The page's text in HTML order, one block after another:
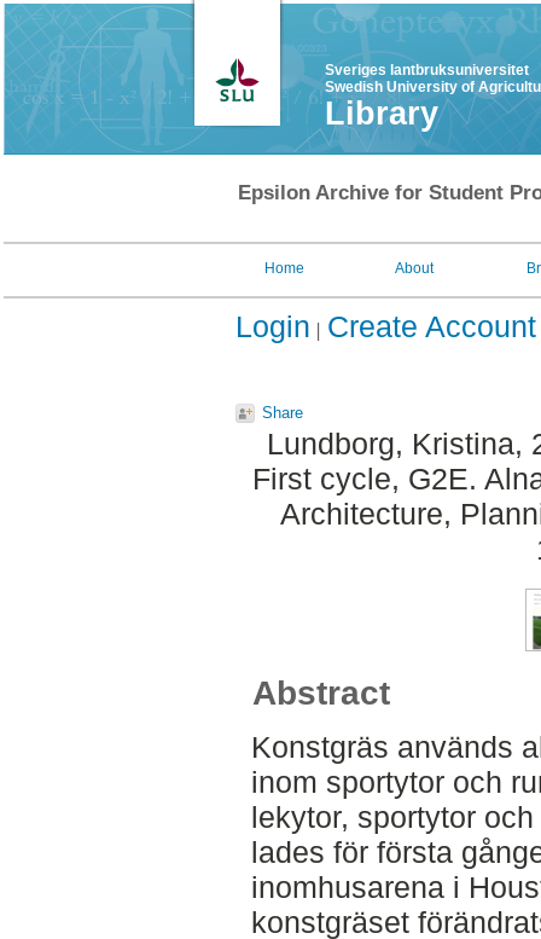
Sveriges lantbruksuniversitet
Swedish University of
Library
Epsilon Archive for Student
Home About
Login Create Account
Share
Lundborg, Kristina,
First cycle, G2E.
Architecture,
Abstract
Konstgräs används
inom sportytor och
lekytor, sportytor
lades för första
inomhusarena i
konstgräset